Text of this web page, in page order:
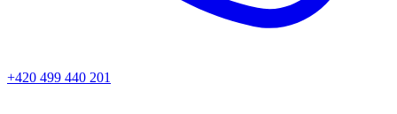
+420 499 440 201